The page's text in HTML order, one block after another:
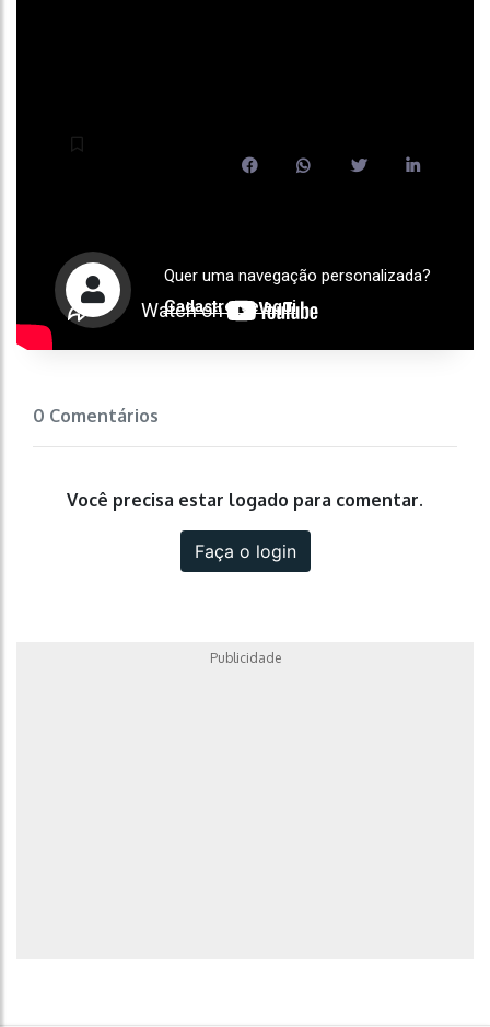
Quer uma navegação personalizada?
Cadastre-se aqui
0 Comentários
Você precisa estar logado para comentar.
Faça o login
Publicidade